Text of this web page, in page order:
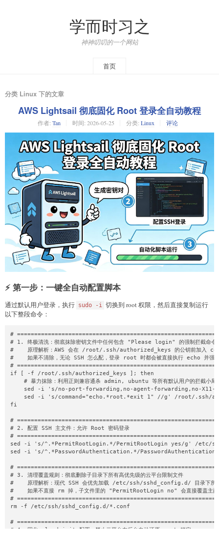
学而时习之
神神叨叨的一个网站
首页
分类 Linux 下的文章
AWS Lightsail 彻底固化 Root 登录全自动教程
作者: Tan 时间: 2026-05-25 分类: Linux 评论
⚡ 第一步：一键全自动配置脚本
通过默认用户登录，执行 sudo -i
切换到 root 权限，然后直接复制运行
以下整段命令：
#
# 1. 终极清洗：彻底抹除密钥文件中任何包含 "Please login" 的强制拦截命令
#    原理解析：AWS 会在 /root/.ssh/authorized_keys 的公钥前加入
#    如果不清除，无论 SSH 怎么配，登录 root 时都会被直接执行 echo 并强
#
if [ -f /root/.ssh/authorized_keys ]; then
# 暴力抹除：利用正则兼容通杀 admin, ubuntu 等所有默认用户的拦截小尾
sed -i 's/no-port-forwarding,no-agent-forwarding,no-
sed -i 's/command="echo.*root.*exit 1" //g' /root/.ssh/
fi
#
# 2. 配置 SSH 主文件：允许 Root 密码登录
#
sed -i 's/^.*PermitRootLogin.*/PermitRootLogin yes/g' /etc/
sed -i 's/^.*PasswordAuthentication.*/
#
# 3. 清理覆盖规则：彻底删除子目录下所有高优先级的云平台限制文件
#    原理解析：现代 SSH 会优先加载 /etc/ssh/sshd_config.d/ 目录下所
#    如果不直接 rm 掉，子文件里的 "PermitRootLogin no" 会直接覆盖主配
#
rm -f /etc/ssh/sshd_config.d/*.conf
#
# 4. 固化 cloud-init 配置：禁止云平台在后台自动还原 root 锁定